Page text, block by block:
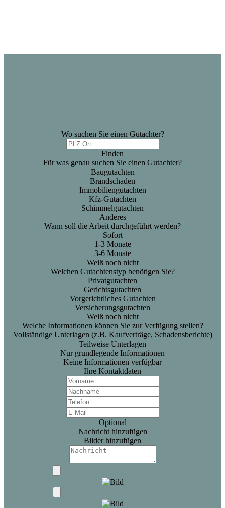
Wo suchen Sie einen Gutachter?
Finden
Für was genau suchen Sie einen Gutachter?
Baugutachten
Brandschaden
Immobiliengutachten
Kfz-Gutachten
Schimmelgutachten
Anderes
Wann soll die Arbeit durchgeführt werden?
Sofort
1-3 Monate
3-6 Monate
Weiß noch nicht
Welchen Gutachtenstyp benötigen Sie?
Privatgutachten
Gerichtsgutachten
Vorgerichtliches Gutachten
Versicherungsgutachten
Weiß noch nicht
Welche Informationen können Sie zur Verfügung stellen?
Vollständige Unterlagen (z.B. Kaufverträge, Schadensberichte)
Teilweise Unterlagen
Nur grundlegende Informationen
Keine Informationen verfügbar
Ihre Kontaktdaten
Optional
Nachricht hinzufügen
Bilder hinzufügen